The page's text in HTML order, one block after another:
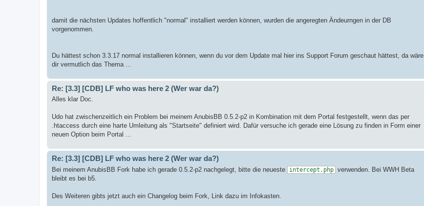
damit die nächsten Updates hoffentlich "normal" installiert werden können, wurden die angeregten Ändeurngen in der DB
vorgenommen.
Du hättest schon 3.3.17 normal installieren können, wenn du vor dem Update mal hier ins Support Forum geschaut hättest, da wäre
dir vermutlich das Thema ...
Re: [3.3] [CDB] LF who was here 2 (Wer war da?)
Alles klar Doc.
Udo hat zwischenzeitlich ein Problem bei meinem AnubisBB 0.5.2-p2 in Kombination mit dem Portal festgestellt, wenn das per
.htaccess durch eine harte Umleitung als "Startseite" definiert wird. Dafür versuche ich gerade eine Lösung zu finden in Form einer
neuen Option beim Portal ...
Re: [3.3] [CDB] LF who was here 2 (Wer war da?)
Bei meinem AnubisBB Fork habe ich gerade 0.5.2-p2 nachgelegt, bitte die neueste intercept.php verwenden. Bei WWH Beta
bleibt es bei b5.
Des Weiteren gibts jetzt auch ein Changelog beim Fork, Link dazu im Infokasten.